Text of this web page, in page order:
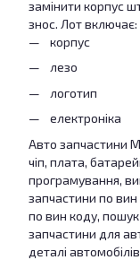
замінити корпус
знос. Лот включає:
корпус
лезо
логотип
електроніка
Авто запчастини
чіп, плата,
програмування,
запчастини по вин
по вин коду,
запчастини для
деталі